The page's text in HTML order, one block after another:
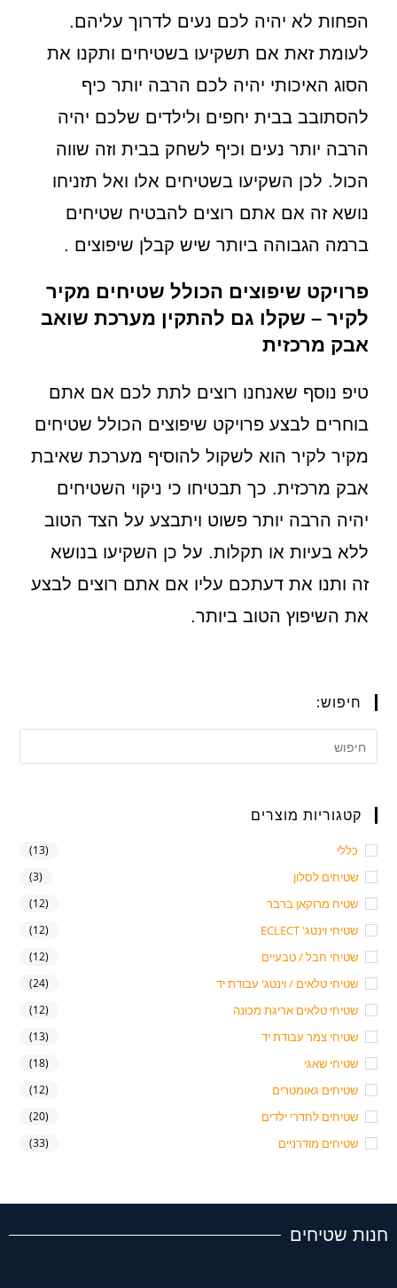
הפחות לא יהיה לכם נעים לדרוך עליהם.
לעומת זאת אם תשקיעו בשטיחים ותקנו את
הסוג האיכותי יהיה לכם הרבה יותר כיף
להסתובב בבית יחפים ולילדים שלכם יהיה
הרבה יותר נעים וכיף לשחק בבית וזה שווה
הכול. לכן השקיעו בשטיחים אלו ואל תזניחו
נושא זה אם אתם רוצים להבטיח שטיחים
ברמה הגבוהה ביותר שיש קבלן שיפוצים .
פרויקט שיפוצים הכולל שטיחים מקיר
לקיר – שקלו גם להתקין מערכת שואב
אבק מרכזית
טיפ נוסף שאנחנו רוצים לתת לכם אם אתם
בוחרים לבצע פרויקט שיפוצים הכולל שטיחים
מקיר לקיר הוא לשקול להוסיף מערכת שאיבת
אבק מרכזית. כך תבטיחו כי ניקוי השטיחים
יהיה הרבה יותר פשוט ויתבצע על הצד הטוב
ללא בעיות או תקלות. על כן השקיעו בנושא
זה ותנו את דעתכם עליו אם אתם רוצים לבצע
את השיפוץ הטוב ביותר.
חיפוש:
קטגוריות מוצרים
כללי (13)
שטיחים לסלון (3)
שטיח מרוקאן ברבר (12)
שטיחי וינטג' ECLECT (12)
שטיחי חבל / טבעיים (12)
שטיחי טלאים / וינטג' עבודת יד (24)
שטיחי טלאים אריגת מכונה (12)
שטיחי צמר עבודת יד (13)
שטיחי שאגי (18)
שטיחים גאומטרים (12)
שטיחים לחדרי ילדים (20)
שטיחים מודרניים (33)
חנות שטיחים